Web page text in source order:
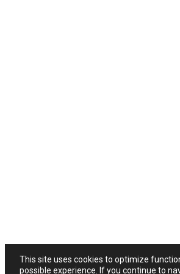
This site uses cookies to optimize
possible experience. If you continue to